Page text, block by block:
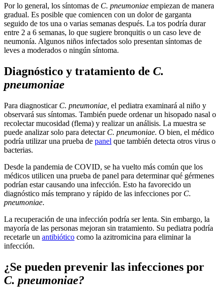
Por lo general, los síntomas de C. pneumoniae empiezan de manera
gradual. Es posible que comiencen con un dolor de garganta
seguido de tos una o varias semanas después. La tos podría durar
entre 2 a 6 semanas, lo que sugiere bronquitis o un caso leve de
neumonía. Algunos niños infectados solo presentan síntomas de
leves a moderados o ningún síntoma.
Diagnóstico y tratamiento de C.
pneumoniae
Para diagnosticar C. pneumoniae, el pediatra examinará al niño y
observará sus síntomas. También puede ordenar un hisopado nasal o
recolectar mucosidad (flema) y realizar un análisis. La muestra se
puede analizar solo para detectar C. pneumoniae. O bien, el médico
podría utilizar una prueba de panel que también detecta otros virus o
bacterias.
Desde la pandemia de COVID, se ha vuelto más común que los
médicos utilicen una prueba de panel para determinar qué gérmenes
podrían estar causando una infección. Esto ha favorecido un
diagnóstico más temprano y rápido de las infecciones por C.
pneumoniae.
La recuperación de una infección podría ser lenta. Sin embargo, la
mayoría de las personas mejoran sin tratamiento. Su pediatra podría
recetarle un antibiótico como la azitromicina para eliminar la
infección.
¿Se pueden prevenir las infecciones por
C. pneumoniae?